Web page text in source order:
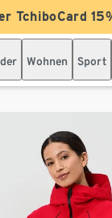
TchiboCard
Wohnen Sport